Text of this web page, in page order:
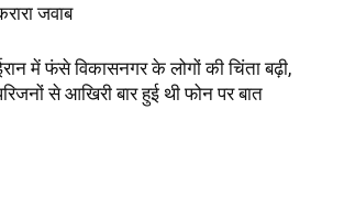
जवाब
में फंसे विकासनगर के लोगों की चिंता बढ़ी,
से आखिरी बार हुई थी फोन पर बात